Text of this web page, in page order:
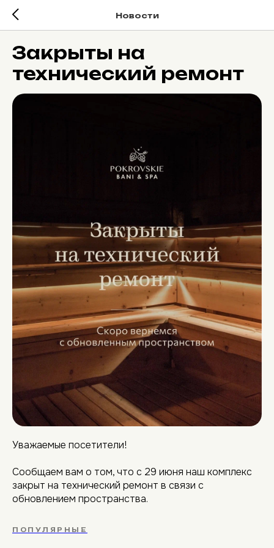
Новости
Закрыты на
технический ремонт
Уважаемые посетители!
Сообщаем вам о том, что с 29 июня наш комплекс
закрыт на технический ремонт в связи с
обновлением пространства.
ПОПУЛЯРНЫЕ